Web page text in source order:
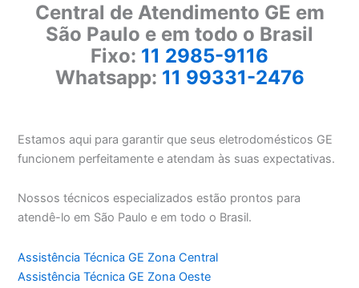
Central de Atendimento GE em
São Paulo e em todo o Brasil
Fixo: 11 2985-9116
Whatsapp: 11 99331-2476
Estamos aqui para garantir que seus eletrodomésticos GE
funcionem perfeitamente e atendam às suas expectativas.
Nossos técnicos especializados estão prontos para
atendê-lo em São Paulo e em todo o Brasil.
Assistência Técnica GE Zona Central
Assistência Técnica GE Zona Oeste